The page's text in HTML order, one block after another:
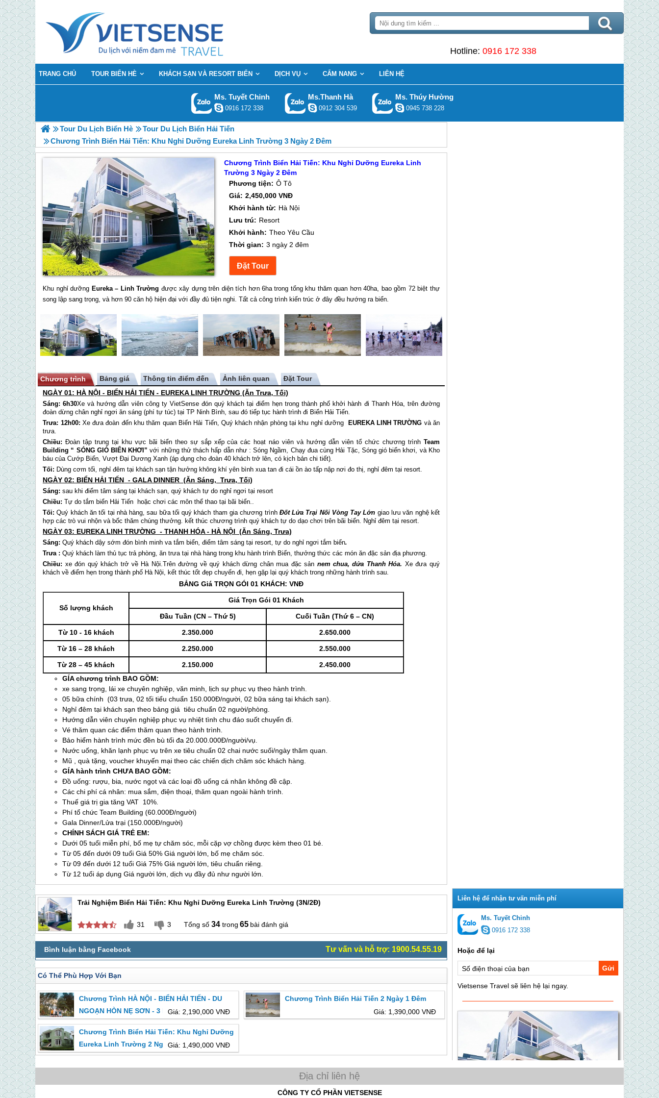
Hotline: 0916 172 338
TRANG CHỦ TOUR BIỂN HÈ KHÁCH SẠN VÀ RESORT BIỂN DỊCH VỤ CẨM NANG LIÊN HỆ
Ms. Tuyết Chinh
0916 172 338
Ms.Thanh Hà
0912 304 539
Ms. Thúy Hường
0945 738 228
Ms. Tuyết Chinh
0916 172 338
Gửi
Tour Du Lịch Biển Hè
Tour Du Lịch Biển Hải Tiến
Chương Trình Biển Hải Tiến: Khu Nghỉ Dưỡng Eureka Linh Trường 3 Ngày 2 Đêm
Chương Trình Biển Hải Tiến: Khu Nghỉ Dưỡng Eureka Linh
Trường 3 Ngày 2 Đêm
Phương tiện: Ô Tô
Giá: 2,450,000 VNĐ
Khởi hành từ: Hà Nội
Lưu trú: Resort
Khởi hành: Theo Yêu Cầu
Thời gian: 3 ngày 2 đêm
Khu nghỉ dưỡng Eureka – Linh Trường được xây dựng trên diện tích hơn 6ha trong tổng khu thăm quan hơn 40ha, bao gồm 72 biệt thự
song lập sang trọng, và hơn 90 căn hộ hiện đại với đầy đủ tiện nghi. Tất cả công trình kiến trúc ở đây đều hướng ra biển.
Chương trình Bảng giá Thông tin điểm đến
Ảnh liên quan
NGÀY 01: HÀ NỘI - BIỂN HẢI TIẾN - EUREKA LINH TRƯỜNG (Ăn Trưa, Tối)
Sáng: 6h30Xe và hướng dẫn viên công ty VietSense đón quý khách tại điểm hẹn trong thành phố khởi hành đi Thanh Hóa, trên đường
đoàn dừng chân nghỉ ngơi ăn sáng (phí tự túc) tại TP Ninh Bình, sau đó tiếp tục hành trình đi Biển Hải Tiến.
Trưa: 12h00: Xe đưa đoàn đến khu thăm quan Biển Hải Tiến, Quý khách nhận phòng tại khu nghỉ dưỡng EUREKA LINH TRƯỜNG và ăn
trưa.
Chiều: Đoàn tập trung tại khu vực bãi biển theo sự sắp xếp của các hoạt náo viên và hướng dẫn viên tổ chức chương trình Team
Building “ SÓNG GIÓ BIỂN KHƠI” với những thử thách hấp dẫn như : Sóng Ngầm, Chạy đua cùng Hải Tặc, Sóng gió biển khơi, và Kho
báu của Cướp Biển, Vượt Đại Dương Xanh (áp dụng cho đoàn 40 khách trở lên, có kịch bản chi tiết).
Tối: Dùng cơm tối, nghỉ đêm tại khách sạn tận hưởng không khí yên bình xua tan đi cái ồn ào tấp nập nơi đo thị, nghỉ đêm tại resort.
NGÀY 02: BIỂN HẢI TIẾN - GALA DINNER (Ăn Sáng, Trưa, Tối)
Sáng: sau khi điểm tâm sáng tại khách sạn, quý khách tự do nghỉ ngơi tại resort
Chiều: Tự do tắm biển Hải Tiến hoặc chơi các môn thể thao tại bãi biển..
Tối: Quý khách ăn tối tại nhà hàng, sau bữa tối quý khách tham gia chương trình Đốt Lửa Trại Nối Vòng Tay Lớn giao lưu văn nghệ kết
hợp các trò vui nhộn và bốc thăm chúng thưởng. kết thúc chương trình quý khách tự do dạo chơi trên bãi biển. Nghỉ đêm tại resort.
NGÀY 03: EUREKA LINH TRƯỜNG - THANH HÓA - HÀ NỘI (Ăn Sáng, Trưa)
Sáng: Quý khách dậy sớm đón bình minh va tắm biển, điểm tâm sáng tại resort, tự do nghỉ ngơi tắm biển.
Trưa : Quý khách làm thủ tục trả phòng, ăn trưa tại nhà hàng trong khu hành trình Biển, thưởng thức các món ăn đặc sản địa phương.
Chiều: xe đón quý khách trở về Hà Nội.Trên đường về quý khách dừng chân mua đặc sản nem chua, dứa Thanh Hóa. Xe đưa quý
khách về điểm hẹn trong thành phố Hà Nội, kết thúc tốt đẹp chuyến đi, hẹn gặp lại quý khách trong những hành trình sau.
BẢNG Giá TRỌN GÓI 01 KHÁCH: VNĐ
Số lượng khách
Giá Trọn Gói 01 Khách
Đầu Tuần (CN – Thứ 5) Cuối Tuần (Thứ 6 – CN)
Từ 10 - 16 khách 2.350.000 2.650.000
Từ 16 – 28 khách 2.250.000 2.550.000
Từ 28 – 45 khách 2.150.000
2.450.000
GÍA chương trình BAO GỒM:
xe sang trọng, lái xe chuyên nghiệp, văn minh, lịch sự phục vụ theo hành trình.
05 bữa chính (03 trưa, 02 tối tiểu chuẩn 150.000Đ/người, 02 bữa sáng tại khách sạn).
Nghỉ đêm tại khách sạn theo bảng giá tiêu chuẩn 02 người/phòng.
Hướng dẫn viên chuyên nghiệp phục vụ nhiệt tình chu đáo suốt chuyến đi.
Vé thăm quan các điểm thăm quan theo hành trình.
Bảo hiểm hành trình mức đền bù tối đa 20.000.000Đ/người/vụ.
Nước uống, khăn lạnh phục vụ trên xe tiêu chuẩn 02 chai nước suối/ngày thăm quan.
Mũ , quà tặng, voucher khuyến mại theo các chiến dịch chăm sóc khách hàng.
GÍA hành trình CHƯA BAO GỒM:
Đồ uống: rượu, bia, nước ngọt và các loại đồ uống cá nhân không đề cập.
Các chi phí cá nhân: mua sắm, điện thoại, thăm quan ngoài hành trình.
Thuế giá trị gia tăng VAT 10%.
Phí tổ chức Team Building (60.000Đ/người)
Gala Dinner/Lửa trại (150.000Đ/người)
CHÍNH SÁCH GIÁ TRẺ EM:
Dưới 05 tuổi miễn phí, bố mẹ tự chăm sóc, mỗi cặp vợ chồng được kèm theo 01 bé.
Từ 05 đến dưới 09 tuổi Giá 50% Giá người lớn, bố mẹ chăm sóc.
Từ 09 đến dưới 12 tuổi Giá 75% Giá người lớn, tiêu chuẩn riêng.
Từ 12 tuổi áp dụng Giá người lớn, dịch vụ đầy đủ như người lớn.
Trải Nghiệm Biển Hải Tiến: Khu Nghỉ Dưỡng Eureka Linh Trường (3N/2Đ)
31 3 34 65 bài đánh giá
Tư vấn và hỗ trợ: 1900.54.55.19
Có Thể Phù Hợp Với Bạn
Chương Trình HÀ NỘI - BIỂN HẢI TIẾN - DU
NGOẠN HÒN NẸ SƠN - 3 Ngày 2 Đêm
Giá: 2,190,000 VNĐ
Chương Trình Biển Hải Tiến 2 Ngày 1 Đêm
Giá: 1,390,000 VNĐ
Chương Trình Biển Hải Tiến: Khu Nghỉ Dưỡng
Eureka Linh Trường 2 Ngày 1 ĐêmGiá: 1,490,000 VNĐ
CÔNG TY CỔ PHẦN VIETSENSE